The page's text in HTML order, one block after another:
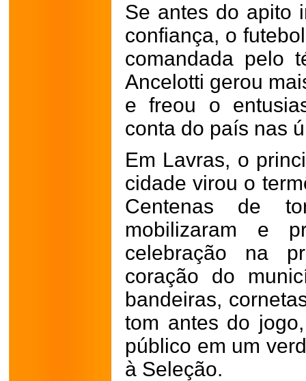
Se antes do apito
confiança, o
comandada pelo
Ancelotti gerou
e freou o
conta do país nas
Em Lavras, o
cidade virou o
Centenas de
mobilizaram e
celebração na
coração do
bandeiras,
tom antes do
público em um
à Seleção.